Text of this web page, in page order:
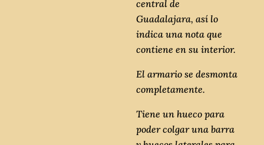
central de
Guadalajara, así lo
indica una nota que
contiene en su interior.
El armario se desmonta
completamente.
Tiene un hueco para
poder colgar una barra